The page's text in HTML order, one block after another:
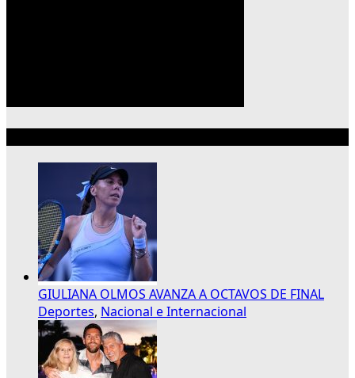
GIULIANA OLMOS AVANZA A OCTAVOS DE FINAL
Deportes, Nacional e Internacional